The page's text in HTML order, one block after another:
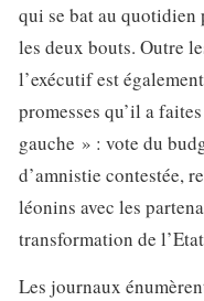
qui se bat au
les deux bouts. Outre
l’exécutif est
promesses qu’il a
gauche » : vote du
d’amnistie contestée,
léonins avec les
transformation de
Les journaux